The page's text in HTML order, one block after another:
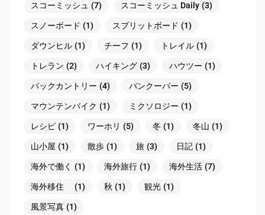
スコーミッシュ (7) スコーミッシュ Daily (3)
スノーボード (1) スプリットボード (1)
ダウンヒル (1) チーフ (1) トレイル (1)
トレラン (2) ハイキング (3) ハウツー (1)
バックカントリー (4) バンクーバー (5)
マウンテンバイク (1) ミクソロジー (1)
レシピ (1) ワーホリ (5) 冬 (1) 冬山 (1)
山小屋 (1) 散歩 (1) 旅 (3) 日記 (1)
海外で働く (1) 海外旅行 (1) 海外生活 (7)
海外移住 (1) 秋 (1) 観光 (1)
風景写真 (1)